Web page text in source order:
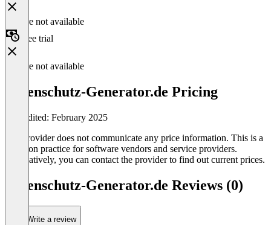
Feature not available
Free trial
Feature not available
Datenschutz-Generator.de Pricing
Last edited: February 2025
The provider does not communicate any price information. This is a
common practice for software vendors and service providers.
Alternatively, you can contact the provider to find out current prices.
Datenschutz-Generator.de Reviews (0)
Write a review